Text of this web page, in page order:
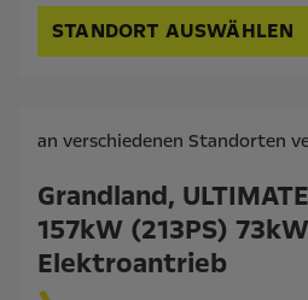
STANDORT AUSWÄHLEN
Grandland,
157kW (213PS)
Elektroantrieb
an verschiedenen Standorten